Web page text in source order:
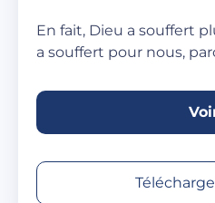
En fait, Dieu a souffert
a souffert pour nous,